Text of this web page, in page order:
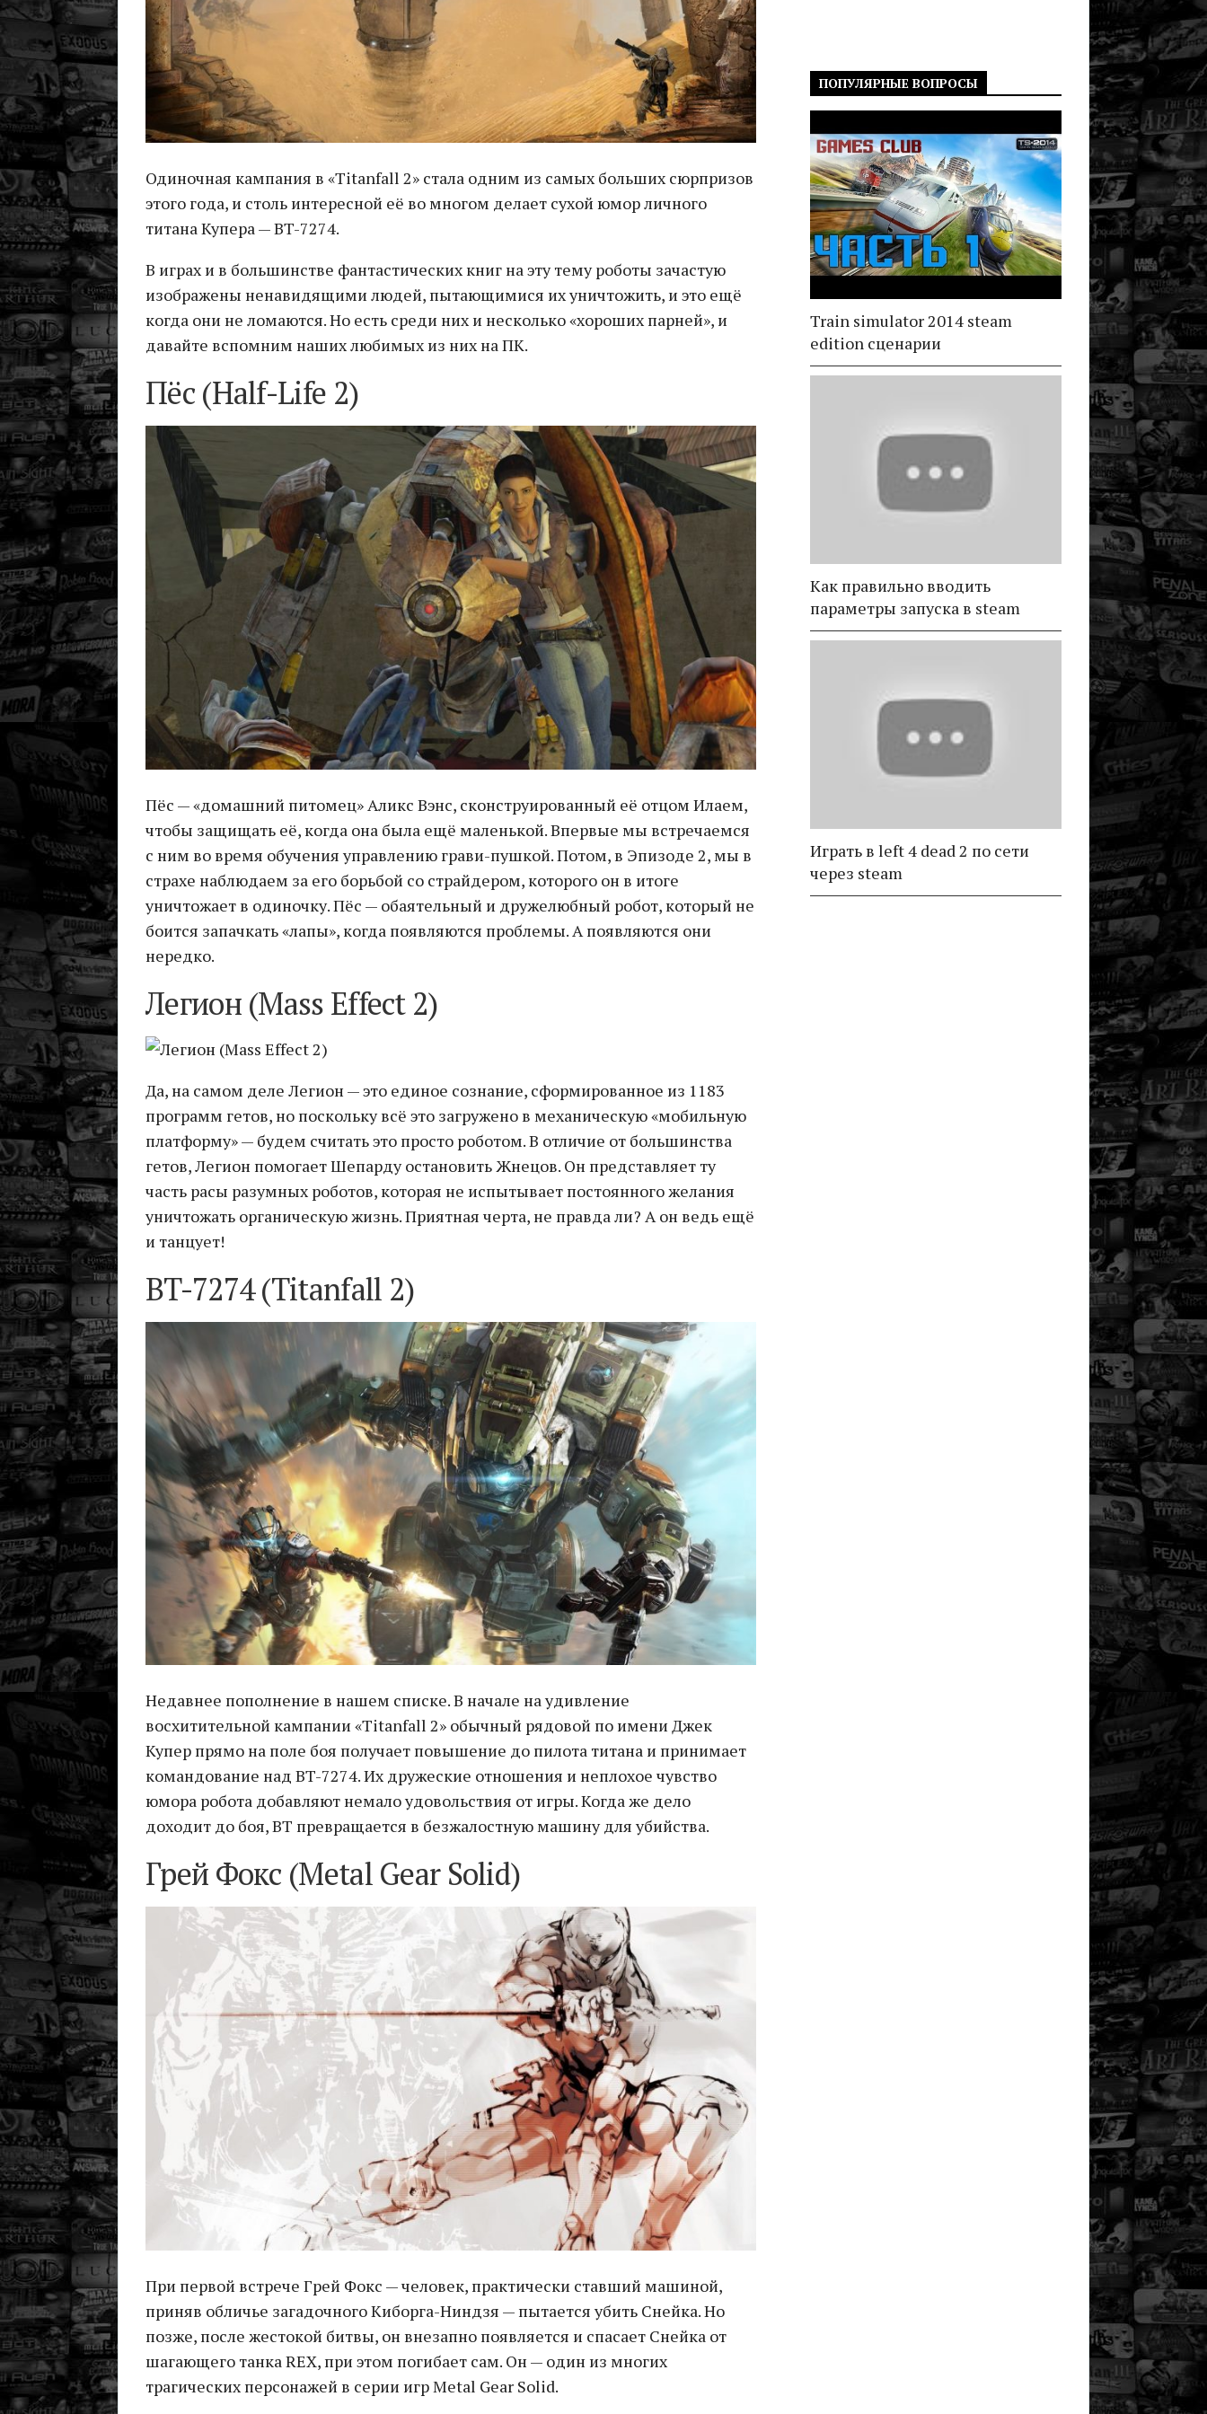
Одиночная кампания в «Titanfall 2» стала одним из самых больших сюрпризов
этого года, и столь интересной её во многом делает сухой юмор личного
титана Купера — BT-7274.
В играх и в большинстве фантастических книг на эту тему роботы зачастую
изображены ненавидящими людей, пытающимися их уничтожить, и это ещё
когда они не ломаются. Но есть среди них и несколько «хороших парней», и
давайте вспомним наших любимых из них на ПК.
Пёс (Half-Life 2)
Пёс — «домашний питомец» Аликс Вэнс, сконструированный её отцом Илаем,
чтобы защищать её, когда она была ещё маленькой. Впервые мы встречаемся
с ним во время обучения управлению грави-пушкой. Потом, в Эпизоде 2, мы в
страхе наблюдаем за его борьбой со страйдером, которого он в итоге
уничтожает в одиночку. Пёс — обаятельный и дружелюбный робот, который не
боится запачкать «лапы», когда появляются проблемы. А появляются они
нередко.
Легион (Mass Effect 2)
Да, на самом деле Легион — это единое сознание, сформированное из 1183
программ гетов, но поскольку всё это загружено в механическую «мобильную
платформу» — будем считать это просто роботом. В отличие от большинства
гетов, Легион помогает Шепарду остановить Жнецов. Он представляет ту
часть расы разумных роботов, которая не испытывает постоянного желания
уничтожать органическую жизнь. Приятная черта, не правда ли? А он ведь ещё
и танцует!
BT-7274 (Titanfall 2)
Недавнее пополнение в нашем списке. В начале на удивление
восхитительной кампании «Titanfall 2» обычный рядовой по имени Джек
Купер прямо на поле боя получает повышение до пилота титана и принимает
командование над BT-7274. Их дружеские отношения и неплохое чувство
юмора робота добавляют немало удовольствия от игры. Когда же дело
доходит до боя, BT превращается в безжалостную машину для убийства.
Грей Фокс (Metal Gear Solid)
При первой встрече Грей Фокс — человек, практически ставший машиной,
приняв обличье загадочного Киборга-Ниндзя — пытается убить Снейка. Но
позже, после жестокой битвы, он внезапно появляется и спасает Снейка от
шагающего танка REX, при этом погибает сам. Он — один из многих
трагических персонажей в серии игр Metal Gear Solid.
ПОПУЛЯРНЫЕ ВОПРОСЫ
Train simulator 2014 steam
edition сценарии
Как правильно вводить
параметры запуска в steam
Играть в left 4 dead 2 по сети
через steam